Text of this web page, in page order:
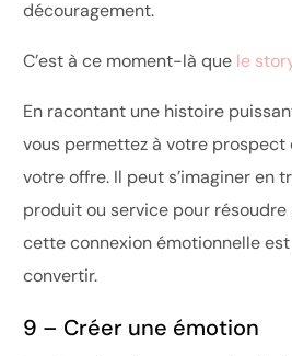
découragement.
C’est à ce moment-là que le
En racontant une histoire
vous permettez à votre
votre offre. Il peut s’imaginer en
produit ou service pour résoudre
cette connexion émotionnelle
convertir.
9 – Créer une émotion